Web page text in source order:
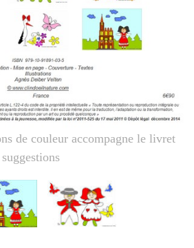
de couleur accompagne le livret